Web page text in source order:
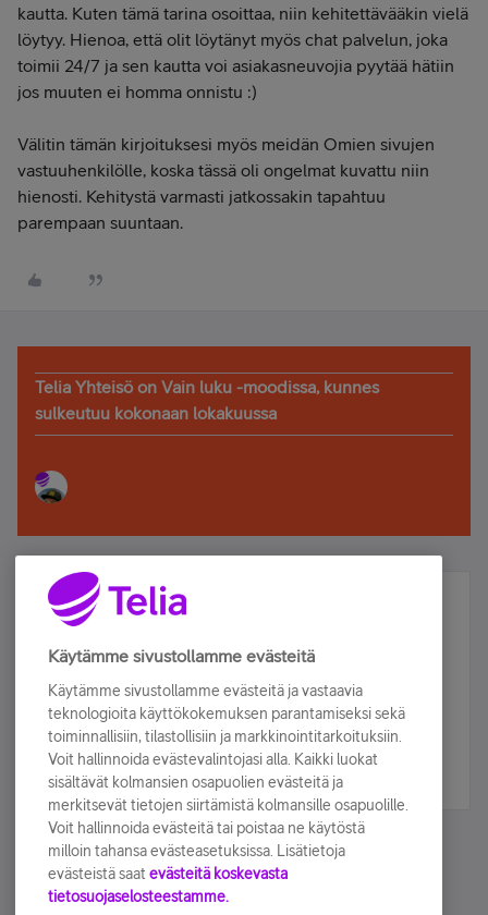
kautta. Kuten tämä tarina osoittaa, niin kehitettävääkin vielä
löytyy. Hienoa, että olit löytänyt myös chat palvelun, joka
toimii 24/7 ja sen kautta voi asiakasneuvojia pyytää hätiin
jos muuten ei homma onnistu :)
Välitin tämän kirjoituksesi myös meidän Omien sivujen
vastuuhenkilölle, koska tässä oli ongelmat kuvattu niin
hienosti. Kehitystä varmasti jatkossakin tapahtuu
parempaan suuntaan.
Telia Yhteisö on Vain luku -moodissa, kunnes
sulkeutuu kokonaan lokakuussa
Älä jää paitsi – osallistu ja voita!
Tilaa Telian uutiskirje ja olet mukana arvonnassa.
sähköpostiisi.
Tilaa nyt
Käytämme sivustollamme evästeitä
Käytämme sivustollamme evästeitä ja vastaavia
teknologioita käyttökokemuksen parantamiseksi sekä
toiminnallisiin, tilastollisiin ja markkinointitarkoituksiin.
Voit hallinnoida evästevalintojasi alla. Kaikki luokat
sisältävät kolmansien osapuolien evästeitä ja
merkitsevät tietojen siirtämistä kolmansille osapuolille.
Voit hallinnoida evästeitä tai poistaa ne käytöstä
milloin tahansa evästeasetuksissa. Lisätietoja
evästeistä saat evästeitä koskevasta
tietosuojaselosteestamme.